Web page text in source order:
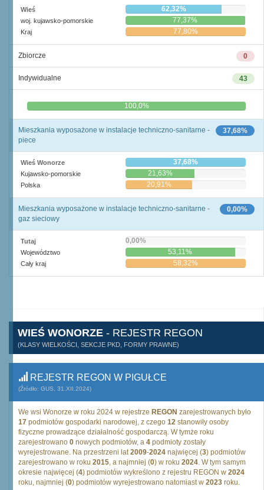
Wieś 62,32%
woj. kujawsko-pomorskie 77,37%
Kraj 77,80%
0
Zbiorcze
43
Indywidualne
0,0% 100,0%
37,68%
Mieszkania wyposażone w instalacje techniczno-sanitarne -
piece
Wieś Wonorze 37,68%
Kujawsko-pomorskie 21,63%
Polska 20,91%
0,00%
Mieszkania wyposażone w instalacje techniczno-sanitarne -
gaz sieciowy
Tutaj 0,00%
Województwo 53,11%
Cały kraj 58,32%
WIEŚ WONORZE - REJESTR REGON
(KLASY WIELKOŚCI, SEKCJE PKD, FORMY PRAWNE)
REJESTR REGON W PIGUŁCE
(Źródło: GUS, 31.XII.2024)
We wsi Wonorze w roku 2024 w rejestrze REGON zarejestrowanych było
17 podmiotów gospodarki narodowej, z czego 12 stanowiły osoby
fizyczne prowadzące działalność gospodarczą. W tymże roku
zarejestrowano 0 nowych podmiotów, a 4 podmioty zostały
wyrejestrowane. Na przestrzeni lat2009-2024 najwięcej (3) podmiotów
zarejestrowano w roku 2015, a najmniej (0) w roku 2024. W tym samym
okresie najwięcej (4) podmiotów wykreślono z rejestru REGON w 2024
roku, najmniej (0) podmiotów wyrejestrowano natomiast w 2023 roku.